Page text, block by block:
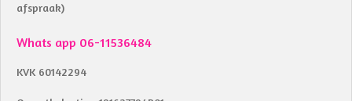
afspraak)
Whats app 06-11536484
KVK 60142294